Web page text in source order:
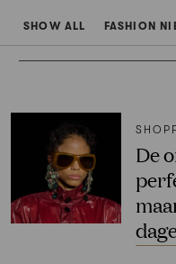
SHOW ALL FASHION
De